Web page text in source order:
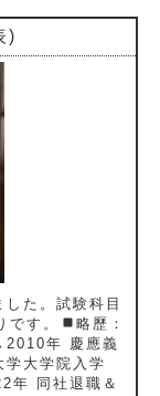
)
た。試験科目
す。
略歷：
年 慶應義
大学院入学
年 同社退職＆